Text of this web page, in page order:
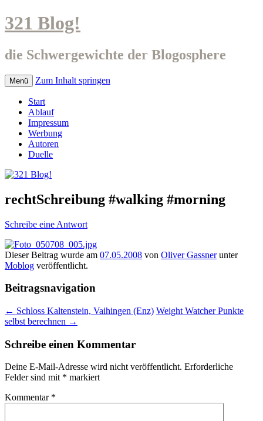
321 Blog!
die Schwergewichte der Blogosphere
Menü Zum Inhalt springen
Start
Ablauf
Impressum
Werbung
Autoren
Duelle
rechtSchreibung #walking #morning
Schreibe eine Antwort
Dieser Beitrag wurde am 07.05.2008 von Oliver Gassnerunter
Moblog veröffentlicht.
Beitragsnavigation
← Schloss Kaltenstein, Vaihingen (Enz) Weight Watcher Punkte
selbst berechnen →
Schreibe einen Kommentar
Deine E-Mail-Adresse wird nicht veröffentlicht. Erforderliche
Felder sind mit * markiert
Kommentar *